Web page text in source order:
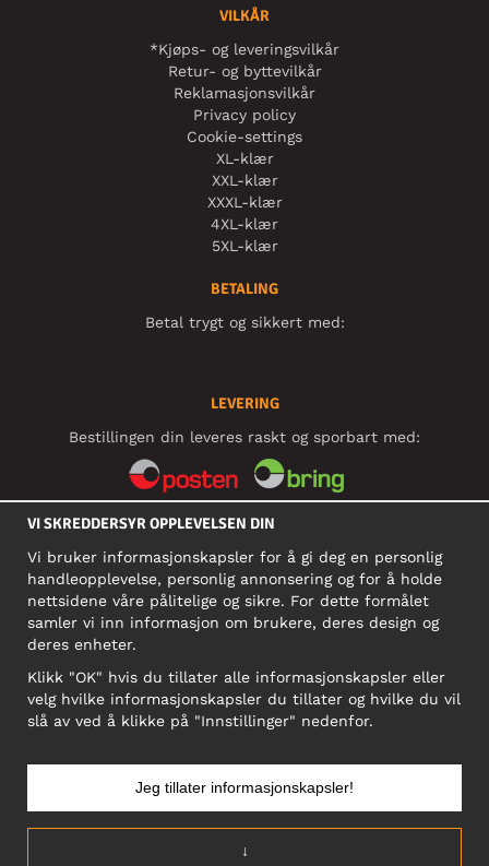
VILKÅR
*Kjøps- og leveringsvilkår
Retur- og byttevilkår
Reklamasjonsvilkår
Privacy policy
Cookie-settings
XL-klær
XXL-klær
XXXL-klær
4XL-klær
5XL-klær
BETALING
Betal trygt og sikkert med:
LEVERING
Bestillingen din leveres raskt og sporbart med:
SOSIALE MEDIER
BEDRIFT
911 891 581 MVA
NB! Ikke bruk denne adressen til å sende produkter i retur!
NORGE/NORSK
VI SKREDDERSYR OPPLEVELSEN DIN
Vi bruker informasjonskapsler for å gi deg en personlig
handleopplevelse, personlig annonsering og for å holde
nettsidene våre pålitelige og sikre. For dette formålet
samler vi inn informasjon om brukere, deres design og
deres enheter.
Klikk "OK" hvis du tillater alle informasjonskapsler eller
velg hvilke informasjonskapsler du tillater og hvilke du vil
slå av ved å klikke på "Innstillinger" nedenfor.
↓
Jeg tillater informasjonskapsler!